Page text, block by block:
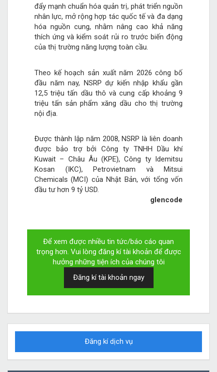
đẩy mạnh chuẩn hóa quản trị, phát triển nguồn
nhân lực, mở rộng hợp tác quốc tế và đa dạng
hóa nguồn cung, nhằm nâng cao khả năng
thích ứng và kiểm soát rủi ro trước biến động
của thị trường năng lượng toàn cầu.
Theo kế hoạch sản xuất năm 2026 công bố
đầu năm nay, NSRP dự kiến nhập khẩu gần
12,5 triệu tấn dầu thô và cung cấp khoảng 9
triệu tấn sản phẩm xăng dầu cho thị trường
nội địa.
Được thành lập năm 2008, NSRP là liên doanh
được bảo trợ bởi Công ty TNHH Dầu khí
Kuwait – Châu Âu (KPE), Công ty Idemitsu
Kosan (IKC), Petrovietnam và Mitsui
Chemicals (MCI) của Nhật Bản, với tổng vốn
đầu tư hơn 9 tỷ USD.
glencode
Để xem được nhiều tin tức/báo cáo quan
trọng hơn. Vui lòng đăng kí tài khoản để được
hưởng những tiện ích của chúng tôi
Đăng kí tài khoản ngay
Đăng kí dịch vụ